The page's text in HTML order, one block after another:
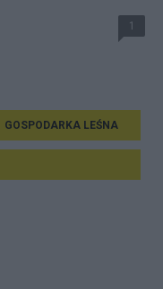
1
GOSPODARKA LEŚNA